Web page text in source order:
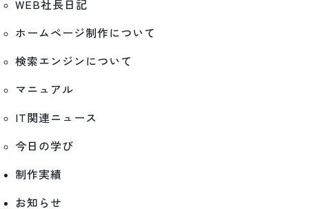
WEB社長日記
ホームページ制作について
検索エンジンについて
マニュアル
IT関連ニュース
今日の学び
制作実績
お知らせ